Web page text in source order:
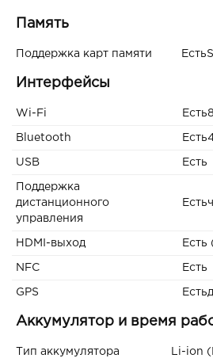
Память
Поддержка карт памяти
Интерфейсы
Wi-Fi
Bluetooth
USB Есть
Поддержка
дистанционного
управления
HDMI-выход Есть
NFC Есть
GPS
Аккумулятор и время
Тип аккумулятора Li-ion